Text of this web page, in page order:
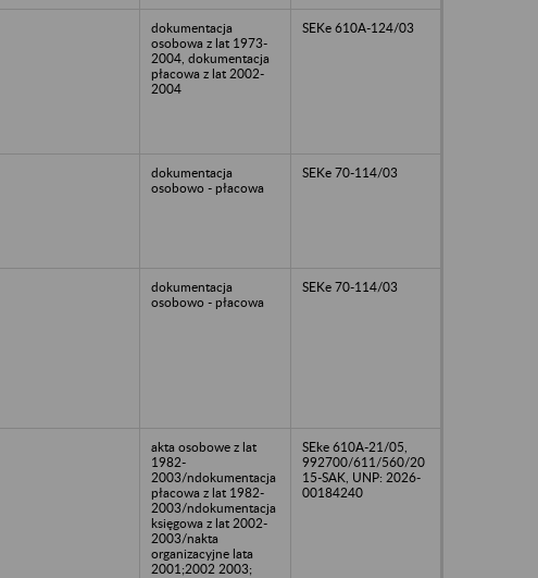
dokumentacja
osobowa z lat 1973-
2004, dokumentacja
płacowa z lat 2002-
2004
SEKe 610A-124/03
dokumentacja
osobowo - płacowa
SEKe 70-114/03
dokumentacja
osobowo - płacowa
SEKe 70-114/03
akta osobowe z lat
1982-
2003/ndokumentacja
płacowa z lat 1982-
2003/ndokumentacja
księgowa z lat 2002-
2003/nakta
organizacyjne lata
2001;2002 2003;
SEke 610A-21/05,
992700/611/560/20
15-SAK, UNP: 2026-
00184240